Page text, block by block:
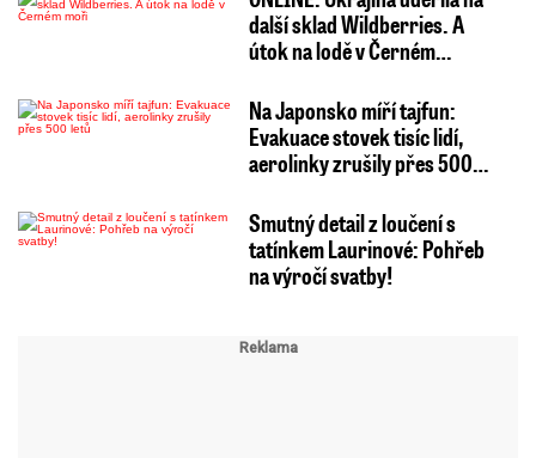
další sklad Wildberries. A
útok na lodě v Černém…
Na Japonsko míří tajfun:
Evakuace stovek tisíc lidí,
aerolinky zrušily přes 500…
Smutný detail z loučení s
tatínkem Laurinové: Pohřeb
na výročí svatby!